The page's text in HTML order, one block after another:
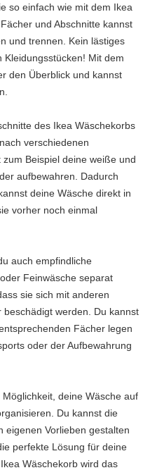
so einfach wie mit dem Ikea
und Abschnitte kannst
und trennen. Kein lästiges
Mit dem
den Überblick und kannst
des Ikea Wäschekorbs
verschiedenen
Beispiel deine weiße und
aufbewahren. Dadurch
deine Wäsche direkt in
vorher noch einmal
auch empfindliche
Feinwäsche separat
sie sich mit anderen
werden. Du kannst
Fächer legen
oder der Aufbewahrung
deine Wäsche auf
Du kannst die
eigenen Vorlieben gestalten
perfekte Lösung für deine
Wäschekorb wird das